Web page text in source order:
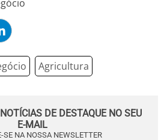
Agricultura
DE DESTAQUE NO SEU
E-MAIL
SE NA NOSSA NEWSLETTER